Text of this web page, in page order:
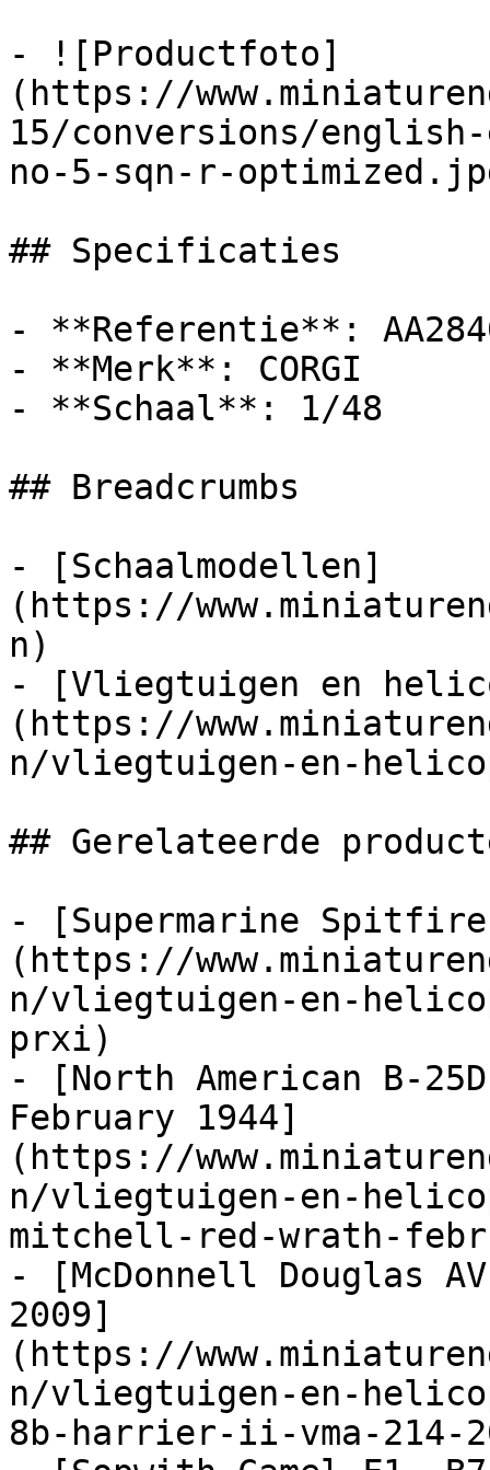
- ![Productfoto]
(https://
15/conversions/
no-5-sqn-r-
## Specificaties
- **Referentie**:
- **Merk**: CORGI
- **Schaal**: 1/48
## Breadcrumbs
- [Schaalmodellen]
(https://
n)
- [Vliegtuigen en
(https://
n/vliegtuigen-en-
## Gerelateerde
- [Supermarine
(https://
n/vliegtuigen-en-
prxi)
- [North American B-
February 1944]
(https://
n/vliegtuigen-en-
mitchell-red-wrath-
- [McDonnell Douglas
2009]
(https://
n/vliegtuigen-en-
8b-harrier-ii-vma-214-